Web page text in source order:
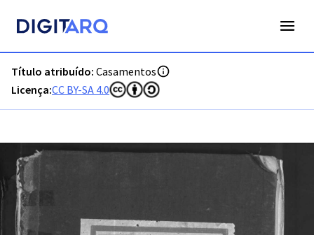
Título atribuído: Casamentos
Licença:CC BY-SA 4.0